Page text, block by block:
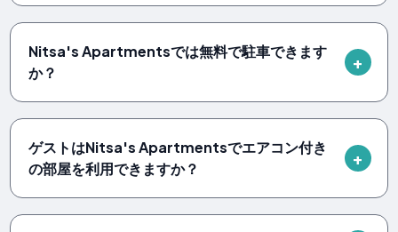
Nitsa's Apartmentsでは無料で駐車できます
か？
ゲストはNitsa's Apartmentsでエアコン付き
の部屋を利用できますか？